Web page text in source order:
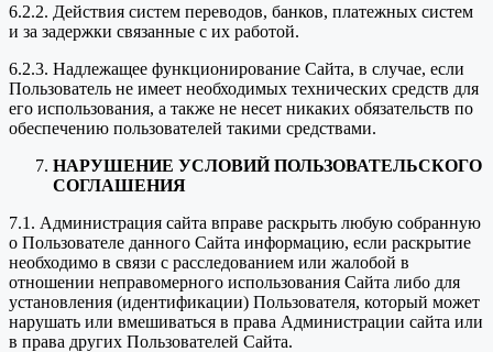
6.2.2. Действия систем переводов, банков, платежных систем
и за задержки связанные с их работой.
6.2.3. Надлежащее функционирование Сайта, в случае, если
Пользователь не имеет необходимых технических средств для
его использования, а также не несет никаких обязательств по
обеспечению пользователей такими средствами.
НАРУШЕНИЕ УСЛОВИЙ ПОЛЬЗОВАТЕЛЬСКОГО
СОГЛАШЕНИЯ
7.1. Администрация сайта вправе раскрыть любую собранную
о Пользователе данного Сайта информацию, если раскрытие
необходимо в связи с расследованием или жалобой в
отношении неправомерного использования Сайта либо для
установления (идентификации) Пользователя, который может
нарушать или вмешиваться в права Администрации сайта или
в права других Пользователей Сайта.